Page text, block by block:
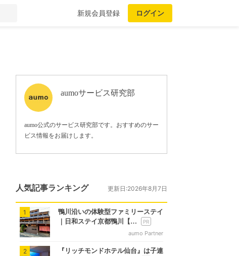
新規会員登録 ログイン
aumoサービス研究部
aumo公式のサービス研究部です。おすすめのサー
ビス情報をお届けします。
人気記事ランキング 更新日:2026年8月7日
1
鴨川沿いの体験型ファミリーステイ
｜日和ステイ京都鴨川【…
aumo Partner
2
『リッチモンドホテル仙台』は子連